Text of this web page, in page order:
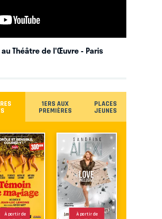
Théâtre de l'Œuvre- Paris
1ERS AUX
PREMIÈRES
PLACES
JEUNES
À partir de À partir de